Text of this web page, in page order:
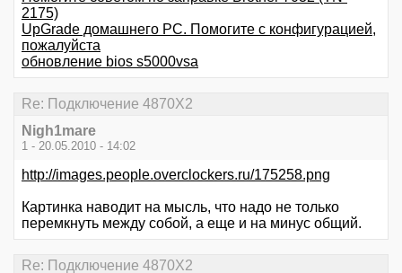
2175)
UpGrade домашнего РС. Помогите с конфигурацией,
пожалуйста
обновление bios s5000vsa
Re: Подключение 4870Х2
Nigh1mare
1 - 20.05.2010 - 14:02
http://images.people.overclockers.ru/175258.png
Картинка наводит на мысль, что надо не только
перемкнуть между собой, а еще и на минус общий.
Re: Подключение 4870Х2